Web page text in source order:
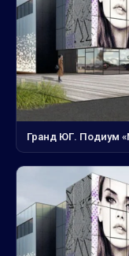
Гранд ЮГ. Подиум